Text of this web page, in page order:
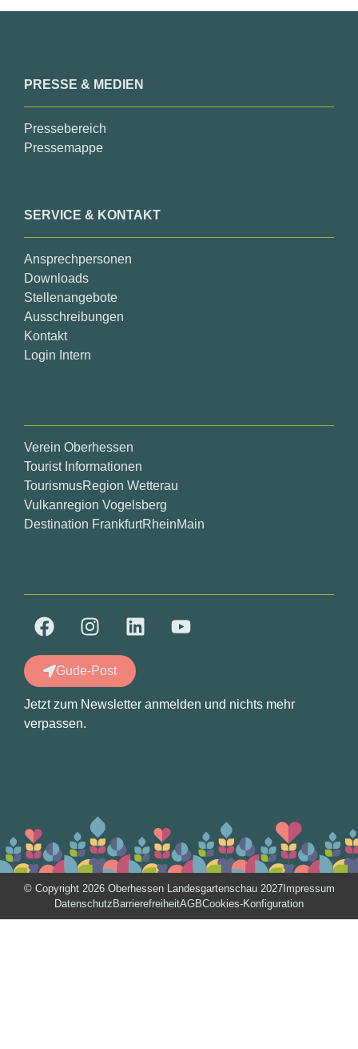
PRESSE & MEDIEN
Pressebereich
Pressemappe
SERVICE & KONTAKT
Ansprechpersonen
Downloads
Stellenangebote
Ausschreibungen
Kontakt
Login Intern
Verein Oberhessen
Tourist Informationen
TourismusRegion Wetterau
Vulkanregion Vogelsberg
Destination FrankfurtRheinMain
Gude-Post
Jetzt zum Newsletter anmelden und nichts mehr
verpassen.
© Copyright 2026 Oberhessen Landesgartenschau 2027Impressum
Datenschutz BarrierefreiheitAGBCookies-Konfiguration